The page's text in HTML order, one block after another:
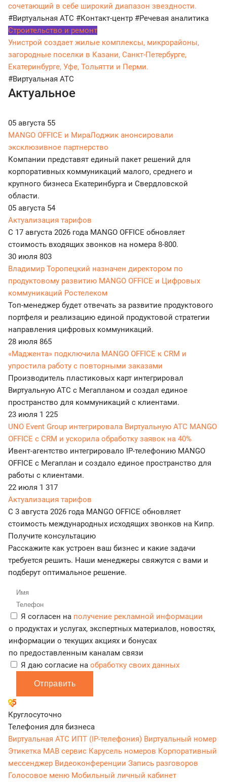
сочетающий в себе широкий диапазон звездности.
#Виртуальная АТС #Контакт-центр #Речевая аналитика
Строительство и ремонт
Унистрой создает жилые комплексы, микрорайоны,
загородные поселки в Казани, Санкт-Петербурге,
Екатеринбурге, Уфе, Тольятти и Перми.
#Виртуальная АТС
Актуальное
05 августа 55
MANGO OFFICE и МираЛоджик анонсировали
эксклюзивное партнерство
Компании представят единый пакет решений для
корпоративных коммуникаций малого, среднего и
крупного бизнеса Екатеринбурга и Свердловской
области.
05 августа 54
Актуализация тарифов
С 17 августа 2026 года MANGO OFFICE обновляет
стоимость входящих звонков на номера 8-800.
30 июля 803
Владимир Торопецкий назначен директором по
продуктовому развитию MANGO OFFICE и Цифровых
коммуникаций Ростелеком
Топ-менеджер будет отвечать за развитие продуктового
портфеля и реализацию единой продуктовой стратегии
направления цифровых коммуникаций.
28 июля 865
«Маджента» подключила MANGO OFFICE к CRM и
упростила работу с повторными заказами
Производитель пластиковых карт интегрировал
Виртуальную АТС с Мегапланом и создал единое
пространство для коммуникаций с клиентами.
23 июля 1 225
UNO Event Group интегрировала Виртуальную АТС MANGO
OFFICE с CRM и ускорила обработку заявок на 40%
Ивент-агентство интегрировало IP-телефонию MANGO
OFFICE с Мегаплан и создало единое пространство для
работы с клиентами.
22 июля 1 317
Актуализация тарифов
С 3 августа 2026 года MANGO OFFICE обновляет
стоимость международных исходящих звонков на Кипр.
Получите консультацию
Расскажите как устроен ваш бизнес и какие задачи
требуется решить. Наши менеджеры свяжутся с вами и
подберут оптимальное решение.
Я согласен на получение рекламной информации
о продуктах и услугах, экспертных материалов, новостях,
информации о текущих акциях и бонусах
по предоставленным каналам связи
Я даю согласие на обработку своих данных
Отправить
Круглосуточно
Телефония для бизнеса
Виртуальная АТС ИПТ (IP-телефония) Виртуальный номер
Этикетка МАВ сервис Карусель номеров Корпоративный
мессенджер Видеоконференции Запись разговоров
Голосовое меню Мобильный личный кабинет